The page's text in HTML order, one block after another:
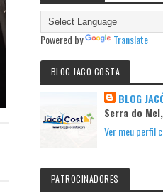
Powered by Translate
BLOG JACO COSTA
BLOG
Serra do
Ver meu perfil
PATROCINADORES